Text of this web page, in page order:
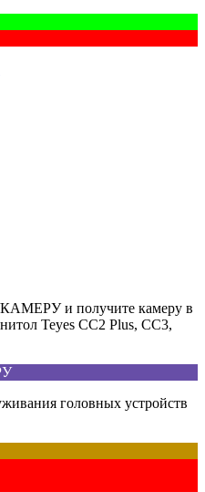
и получите камеру в
Teyes CC2 Plus, CC3,
головных устройств